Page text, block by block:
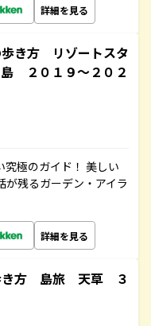
詳細を見る
き方 リゾートスタ
２０１９～２０２
究極のガイド！ 美しい
残るガーデン・アイラ
詳細を見る
き方 島旅 天草 ３